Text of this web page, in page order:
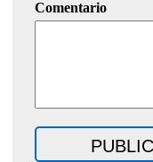
Comentario